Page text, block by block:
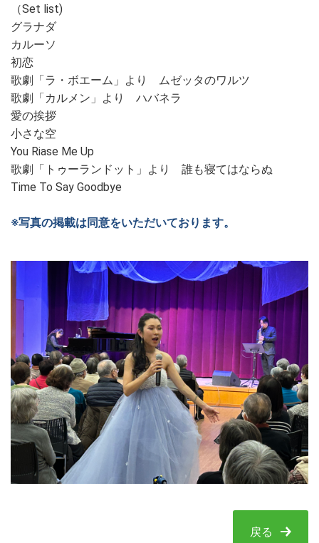
（Set list)
グラナダ
カルーソ
初恋
歌劇「ラ・ボエーム」より ムゼッタのワルツ
歌劇「カルメン」より ハバネラ
愛の挨拶
小さな空
You Riase Me Up
歌劇「トゥーランドット」より 誰も寝てはならぬ
Time To Say Goodbye
※写真の掲載は同意をいただいております。
戻る